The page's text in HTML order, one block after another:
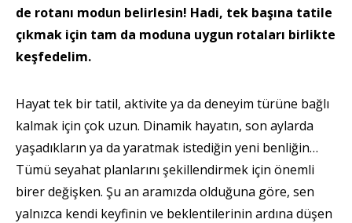
de rotanı modun belirlesin! Hadi, tek başına tatile
çıkmak için tam da moduna uygun rotaları birlikte
keşfedelim.
Hayat tek bir tatil, aktivite ya da deneyim türüne bağlı
kalmak için çok uzun. Dinamik hayatın, son aylarda
yaşadıkların ya da yaratmak istediğin yeni benliğin…
Tümü seyahat planlarını şekillendirmek için önemli
birer değişken. Şu an aramızda olduğuna göre, sen
yalnızca kendi keyfinin ve beklentilerinin ardına düşen